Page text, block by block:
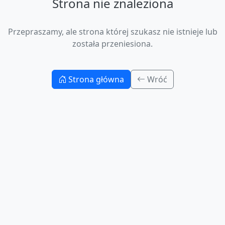
Przepraszamy, ale strona której szukasz nie istnieje lub
została przeniesiona.
Strona główna Wróć